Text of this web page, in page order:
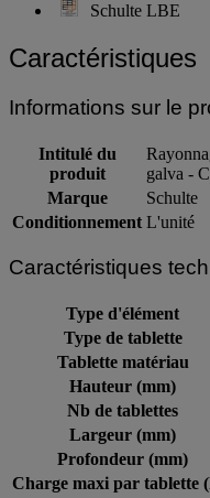
Schulte LBE
Caractéristiques
Informations sur le
Intitulé du
produit
galva -
Marque
Schulte
Conditionnement L'unité
Caractéristiques
Type d'élément
Type de tablette
Tablette matériau
Hauteur (mm)
Nb de tablettes
Largeur (mm)
Profondeur (mm)
Charge maxi par tablette